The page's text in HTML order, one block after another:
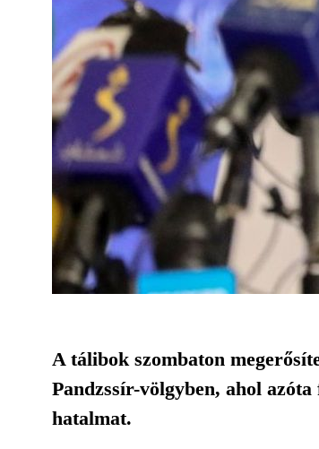
A tálibok szombaton
Pandzssír-völgyben, ahol
hatalmat.